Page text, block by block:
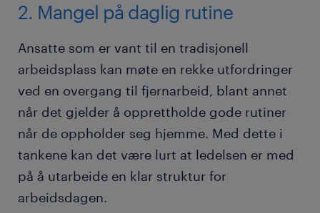
2. Mangel på daglig rutine
Ansatte som er vant til en tradisjonell
arbeidsplass kan møte en rekke utfordringer
ved en overgang til fjernarbeid, blant annet
når det gjelder å opprettholde gode rutiner
når de oppholder seg hjemme. Med dette i
tankene kan det være lurt at ledelsen er med
på å utarbeide en klar struktur for
arbeidsdagen.